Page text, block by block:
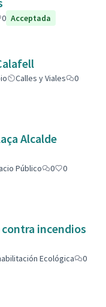
0 Acceptada
Calles y Viales
0
Alcalde
Público 0
0
incendios
Ecológica
0